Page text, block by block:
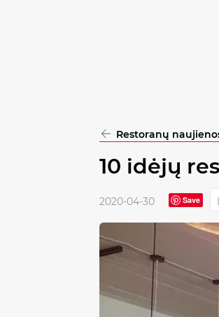
Restoranų
10 idėjų
2020-04-30 Save